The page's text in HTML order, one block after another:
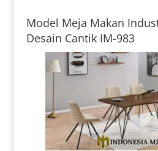
Model Meja Makan
Desain Cantik IM-983